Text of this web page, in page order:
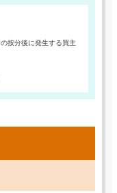
按分後に発生する買主